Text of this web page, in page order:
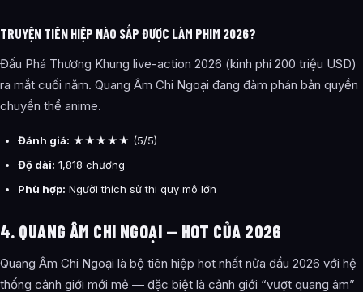
TRUYỆN TIÊN HIỆP NÀO SẮP ĐƯỢC LÀM PHIM 2026?
Đấu Phá Thương Khung live-action 2026 (kinh phí 200 triệu USD)
ra mắt cuối năm. Quang Âm Chi Ngoại đang đàm phán bản quyền
chuyển thể anime.
Đánh giá: ★★★★★ (5/5)
Độ dài: 1,818 chương
Phù hợp: Người thích sử thi quy mô lớn
4. QUANG ÂM CHI NGOẠI — HOT CỦA 2026
Quang Âm Chi Ngoại là bộ tiên hiệp hot nhất nửa đầu 2026 với hệ
thống cảnh giới mới mẻ — đặc biệt là cảnh giới “vượt quang âm”